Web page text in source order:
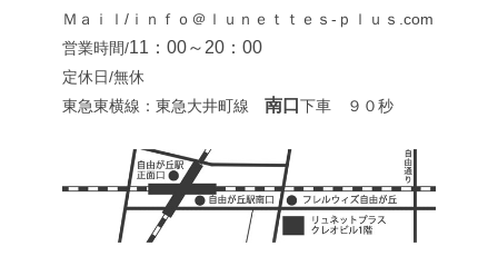
Ｍａｉｌ/ｉｎｆｏ＠ｌｕｎｅｔｔｅｓ-ｐｌｕｓ.com
営業時間/11：00～20：00
定休日/無休
東急東横線：東急大井町線 南口 下車 ９０秒